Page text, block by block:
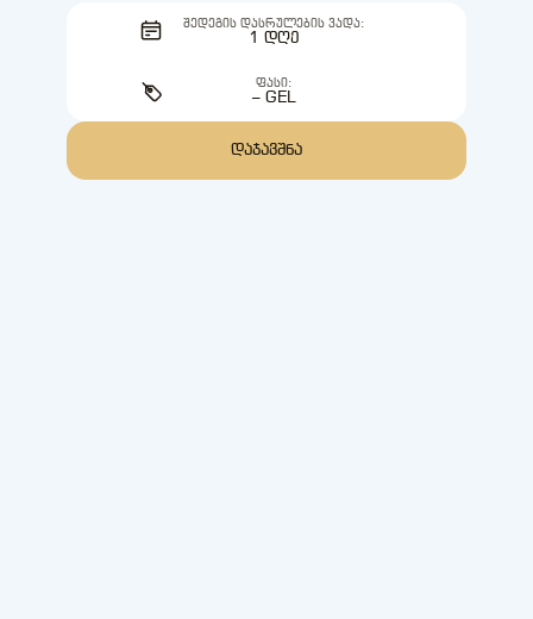
ᲨᲔᲓᲔᲒᲘᲡ ᲓᲐᲡᲠᲣᲚᲔᲑᲘᲡ ᲕᲐᲓᲐ:
1 ᲓᲦᲔ
ᲤᲐᲡᲘ:
– GEL
ᲓᲐᲯᲐᲕᲨᲜᲐ